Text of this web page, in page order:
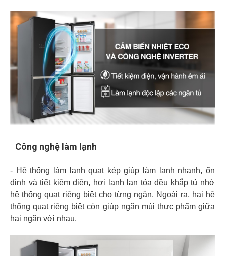
Công nghệ làm lạnh
- Hệ thống làm lạnh quạt kép giúp làm lạnh nhanh, ổn
định và tiết kiệm điện, hơi lạnh lan tỏa đều khắp tủ nhờ
hệ thống quạt riêng biệt cho từng ngăn. Ngoài ra, hai hệ
thống quạt riêng biệt còn giúp ngăn mùi thực phẩm giữa
hai ngăn với nhau.